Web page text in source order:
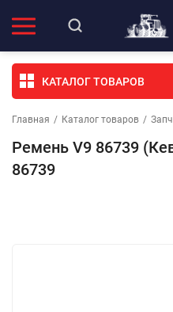
КАТАЛОГ ТОВАРОВ
Главная / Каталог товаров /
Ремень V9 86739
86739